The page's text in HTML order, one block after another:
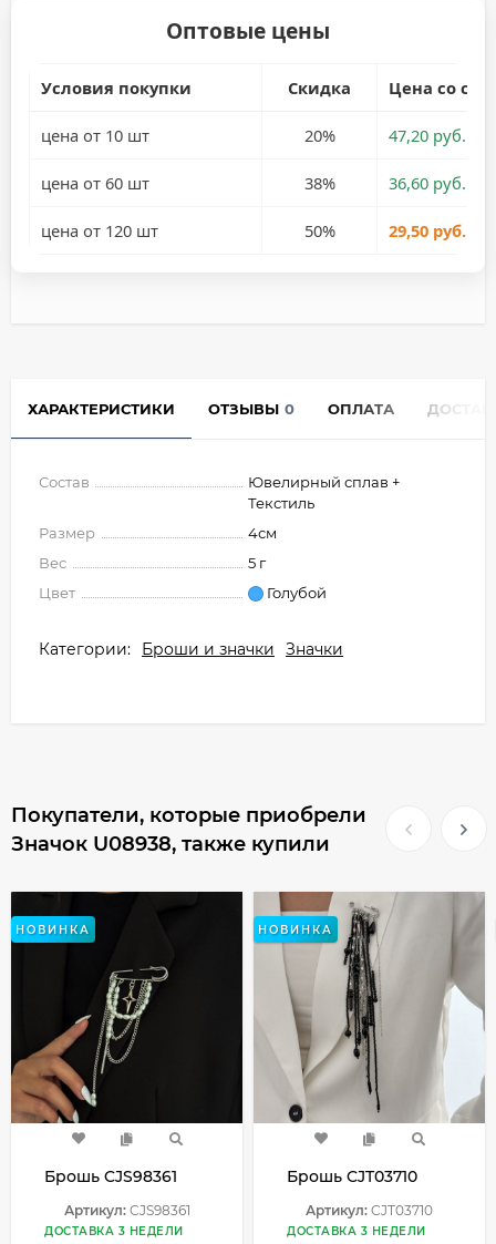
Оптовые цены
Условия покупки Скидка Цена со
цена от 10 шт 20% 47,20 руб.
цена от 60 шт 38% 36,60 руб.
цена от 120 шт 50% 29,50 руб.
ХАРАКТЕРИСТИКИ ОТЗЫВЫ 0 ОПЛАТА
Состав
Ювелирный сплав +
Текстиль
Размер
4см
Вес
5 г
Цвет
Голубой
Категории: Броши и значки Значки
Покупатели, которые приобрели
Значок U08938, также купили
НОВИНКА
Брошь CJS98361
Артикул:CJS98361
ДОСТАВКА 3 НЕДЕЛИ
НОВИНКА
Брошь CJT03710
Артикул: CJT03710
ДОСТАВКА 3 НЕДЕЛИ